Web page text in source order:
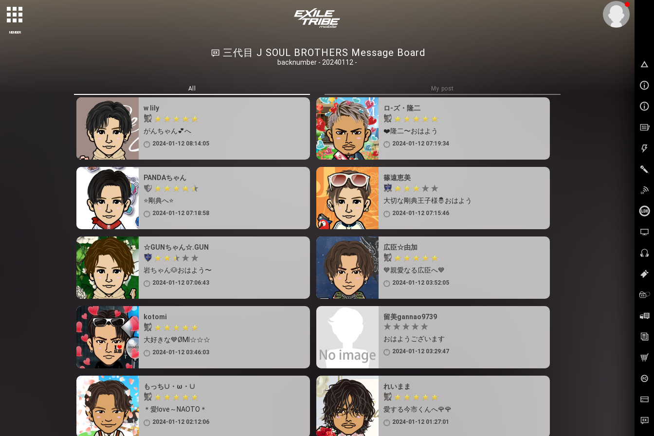
MEMBER
三代目 J SOUL BROTHERS Message Board
backnumber - 20240112 -
All My post
w lily
がんちゃん💕へ
2024-01-12 08:14:05
ロ-ズ・隆二
❤️隆二〜おはよう
2024-01-12 07:19:34
PANDAちゃん
⭐剛典へ⭐
2024-01-12 07:18:58
篠遠恵美
大切な剛典王子様🤴おはよう
2024-01-12 07:15:46
☆GUNちゃん☆.GUN
岩ちゃん🐶おはよう〜
2024-01-12 07:06:43
広臣☆由加
💙親愛なる広臣へ💙
2024-01-12 03:52:05
kotomi
大好きな💙ØMI☆☆☆
2024-01-12 03:46:03
留美gannao9739
おはようございます
2024-01-12 03:29:47
もっち∪・ω・∪
＊愛love～NAOTO＊
2024-01-12 02:12:06
れいまま
愛する今市くんへ🌹🌹
2024-01-12 01:27:01